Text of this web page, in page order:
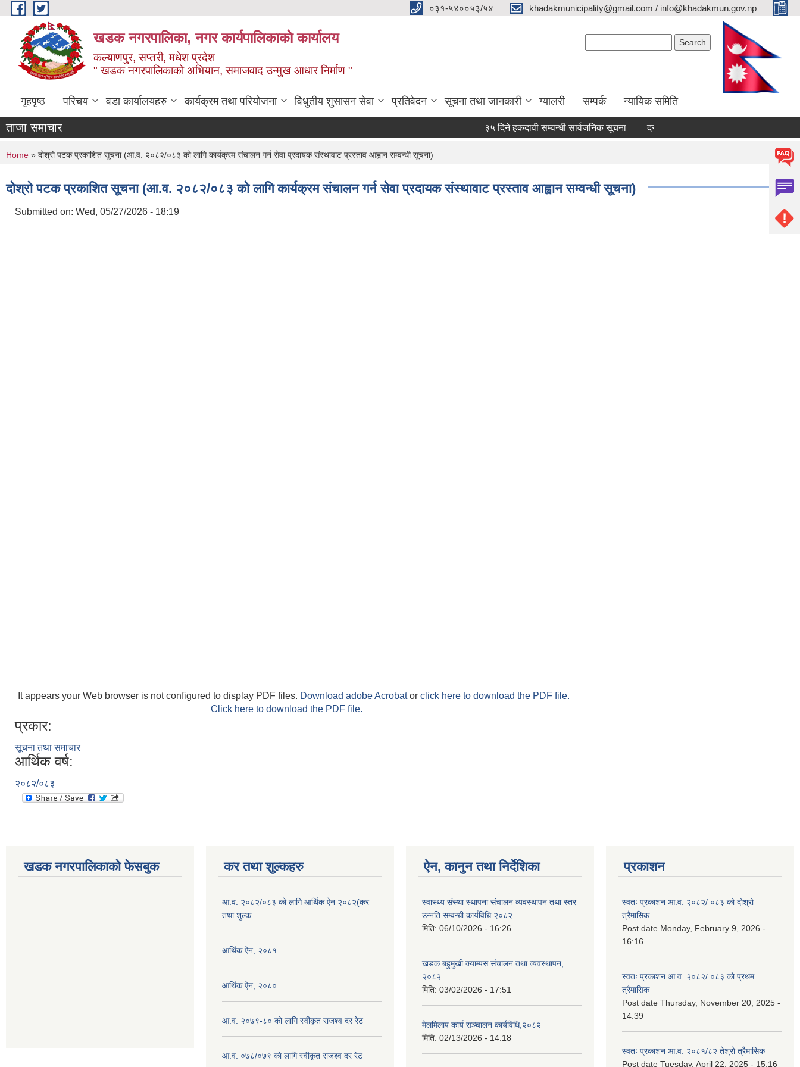
Skip to main content ०३१-५४००५३/५४ khadakmunicipality@gmail.com / info@khadakmun.gov.np
खडक नगरपालिका, नगर कार्यपालिकाकाे कार्यालय
कल्याणपुर, सप्तरी, मधेश प्रदेश
" खडक नगरपालिकाको अभियान, समाजवाद उन्मुख आधार निर्माण "
गृहपृष्ठ परिचय वडा कार्यालयहरु कार्यक्रम तथा परियोजना विधुतीय शुसासन सेवा प्रतिवेदन सूचना तथा जानकारी ग्यालरी सम्पर्क न्यायिक समिति
ताजा समाचार ३५ दिने हकदावी सम्वन्धी सार्वजनिक सूचना दरभाउपत्र स्वीकृत गर्ने आश्यको सूचना
You are here
Home » दोश्रो पटक प्रकाशित सूचना (आ.व. २०८२/०८३ को लागि कार्यक्रम संचालन गर्न सेवा प्रदायक संस्थावाट प्रस्ताव आह्वान सम्वन्धी सूचना)
दोश्रो पटक प्रकाशित सूचना (आ.व. २०८२/०८३ को लागि कार्यक्रम संचालन गर्न सेवा प्रदायक संस्थावाट प्रस्ताव आह्वान सम्वन्धी सूचना)
Submitted on: Wed, 05/27/2026 - 18:19
It appears your Web browser is not configured to display PDF files. Download adobe Acrobator click here to download the PDF file.
Click here to download the PDF file.
प्रकार:
सूचना तथा समाचार
आर्थिक वर्ष:
२०८२/०८३
खडक नगरपालिकाको फेसबुक कर तथा शुल्कहरु
आ.व. २०८२/०८३ को लागि आर्थिक ऐन २०८२(कर
तथा शुल्क
आर्थिक ऐन, २०८१
आर्थिक ऐन, २०८०
आ.व. २०७९-८० को लागि स्वीकृत राजश्व दर रेट
आ.व. ०७८/०७९ काे लागि स्वीकृत राजश्व दर रेट
ऐन, कानुन तथा निर्देशिका
स्वास्थ्य संस्था स्थापना संचालन व्यवस्थापन तथा स्तर
उन्नति सम्वन्धी कार्यविधि २०८२
मिति: 06/10/2026 - 16:26
खडक बहुमुखी क्याम्पस संचालन तथा व्यवस्थापन,
२०८२
मिति: 03/02/2026 - 17:51
मेलमिलाप कार्य सञ्चालन कार्यविधि,२०८२
मिति: 02/13/2026 - 14:18
प्रकाशन
स्वतः प्रकाशन आ.व. २०८२/ ०८३ को दोश्रो
त्रैमासिक
Post date Monday, February 9, 2026 -
16:16
स्वतः प्रकाशन आ.व. २०८२/ ०८३ को प्रथम
त्रैमासिक
Post date Thursday, November 20, 2025 -
14:39
स्वतः प्रकाशन आ.व. २०८१/८२ तेश्रो त्रैमासिक
Post date Tuesday, April 22, 2025 - 15:16